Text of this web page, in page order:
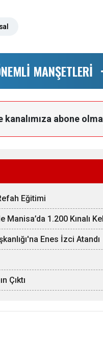
MANŞETLERİ
abone
Eğitimi
1.200 Kınalı
Enes İzci Atandı
Çıktı